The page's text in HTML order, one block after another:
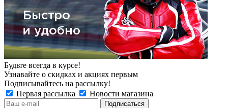
Будьте всегда в курсе!
Узнавайте о скидках и акциях первым
Подписывайтесь на рассылку!
Первая рассылка
Новости магазина